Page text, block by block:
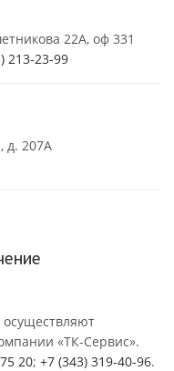
22А, оф 331
213-23-99
д. 207А
«ТК-Сервис».
20; +7 (343) 319-40-96.